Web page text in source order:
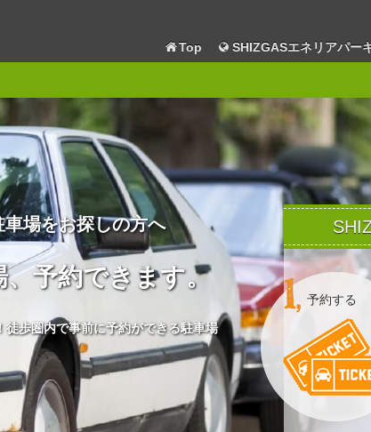
Top SHIZGASエネリアパー
車場をお探しの方へ
予約できます。
歩圏内で事前に予約ができる駐車場
予約する